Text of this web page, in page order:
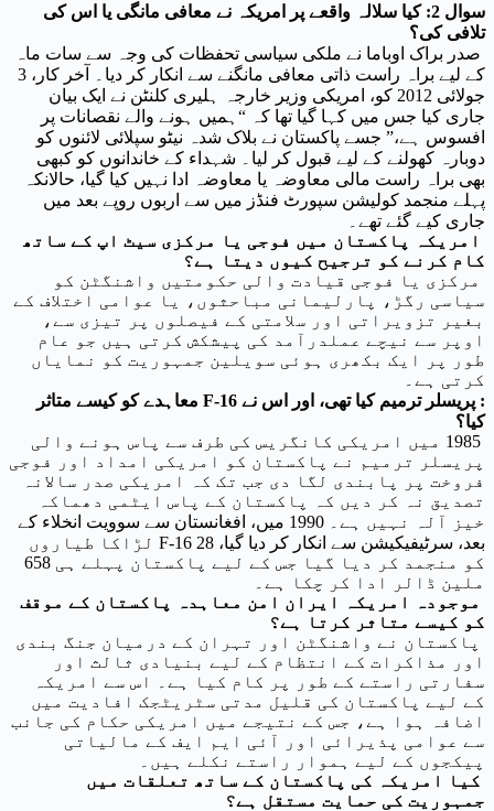
سوال 2: کیا سلالہ واقعے پر امریکہ نے معافی مانگی یا اس کی
تلافی کی؟
صدر براک اوباما نے ملکی سیاسی تحفظات کی وجہ سے سات ماہ
کے لیے براہ راست ذاتی معافی مانگنے سے انکار کر دیا۔ آخر کار، 3
جولائی 2012 کو، امریکی وزیر خارجہ ہلیری کلنٹن نے ایک بیان
جاری کیا جس میں کہا گیا تھا کہ “ہمیں ہونے والے نقصانات پر
افسوس ہے،” جسے پاکستان نے بلاک شدہ نیٹو سپلائی لائنوں کو
دوبارہ کھولنے کے لیے قبول کر لیا۔ شہداء کے خاندانوں کو کبھی
بھی براہ راست مالی معاوضہ یا معاوضہ ادا نہیں کیا گیا، حالانکہ
پہلے منجمد کولیشن سپورٹ فنڈز میں سے اربوں روپے بعد میں
جاری کیے گئے تھے۔
امریکہ پاکستان میں فوجی یا مرکزی سیٹ اپ کے ساتھ
کام کرنے کو ترجیح کیوں دیتا ہے؟
مرکزی یا فوجی قیادت والی حکومتیں واشنگٹن کو
سیاسی رگڑ، پارلیمانی مباحثوں، یا عوامی اختلاف کے
بغیر تزویراتی اور سلامتی کے فیصلوں پر تیزی سے،
اوپر سے نیچے عملدرآمد کی پیشکش کرتی ہیں جو عام
طور پر ایک بکھری ہوئی سویلین جمہوریت کو نمایاں
کرتی ہے۔
: پریسلر ترمیم کیا تھی، اور اس نے F-16 معاہدے کو کیسے متاثر
کیا؟
1985 میں امریکی کانگریس کی طرف سے پاس ہونے والی
پریسلر ترمیم نے پاکستان کو امریکی امداد اور فوجی
فروخت پر پابندی لگا دی جب تک کہ امریکی صدر سالانہ
تصدیق نہ کر دیں کہ پاکستان کے پاس ایٹمی دھماکہ
خیز آلہ نہیں ہے۔ 1990 میں، افغانستان سے سوویت انخلاء کے
بعد، سرٹیفیکیشن سے انکار کر دیا گیا، 28 F-16 لڑاکا طیاروں
کو منجمد کر دیا گیا جس کے لیے پاکستان پہلے ہی 658
ملین ڈالر ادا کر چکا ہے۔
موجودہ امریکہ ایران امن معاہدہ پاکستان کے موقف
کو کیسے متاثر کرتا ہے؟
پاکستان نے واشنگٹن اور تہران کے درمیان جنگ بندی
اور مذاکرات کے انتظام کے لیے بنیادی ثالث اور
سفارتی راستے کے طور پر کام کیا ہے۔ اس سے امریکہ
کے لیے پاکستان کی قلیل مدتی سٹریٹجک افادیت میں
اضافہ ہوا ہے، جس کے نتیجے میں امریکی حکام کی جانب
سے عوامی پذیرائی اور آئی ایم ایف کے مالیاتی
پیکجوں کے لیے ہموار راستے نکلے ہیں۔
کیا امریکہ کی پاکستان کے ساتھ تعلقات میں
جمہوریت کی حمایت مستقل ہے؟